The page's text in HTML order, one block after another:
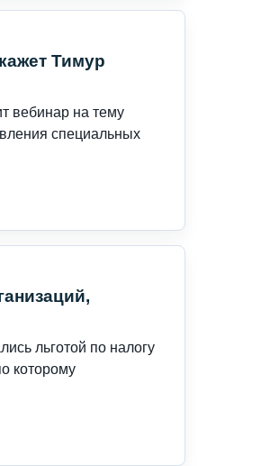
Тимур
вебинар на тему
специальных
льготой по налогу
которому